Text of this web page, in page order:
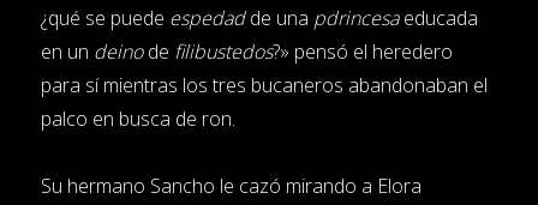
¿qué se puede espedadde una pdrincesaeducada
en un deinode filibustedos?» pensó el heredero
para sí mientras los tres bucaneros abandonaban el
palco en busca de ron.
Su hermano Sancho le cazó mirando a Elora